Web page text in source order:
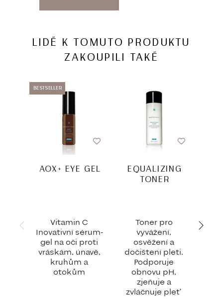
LIDÉ K TOMUTO PRODUKTU
ZAKOUPILI TAKÉ
BESTSELLER
AOX+ EYE GEL
Vitamin C
Inovativní sérum-
gel na oči proti
vráskám, únavě,
kruhům a
otokům
EQUALIZING
TONER
Toner pro
vyvážení,
osvěžení a
dočištení pleti.
Podporuje
obnovu pH,
zjeňuje a
zvláčnuje pleť